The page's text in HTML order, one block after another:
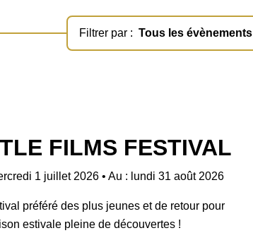
Filtrer par : Tous les évènements
FILMS FESTIVAL
1 juillet 2026 • Au : lundi 31 août 2026
préféré des plus jeunes et de retour pour
estivale pleine de découvertes !